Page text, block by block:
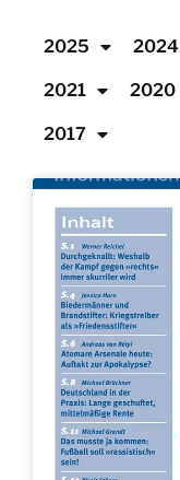
2025 2024
2021 2020
2017